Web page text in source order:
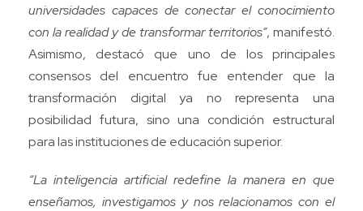
universidades capaces de conectar el conocimiento
con la realidad y de transformar territorios”, manifestó.
Asimismo, destacó que uno de los principales
consensos del encuentro fue entender que la
transformación digital ya no representa una
posibilidad futura, sino una condición estructural
para las instituciones de educación superior.
“La inteligencia artificial redefine la manera en que
enseñamos, investigamos y nos relacionamos con el